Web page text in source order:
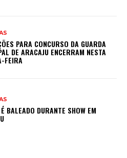
PARA CONCURSO DA GUARDA
DE ARACAJU ENCERRAM NESTA
FEIRA
BALEADO DURANTE SHOW EM